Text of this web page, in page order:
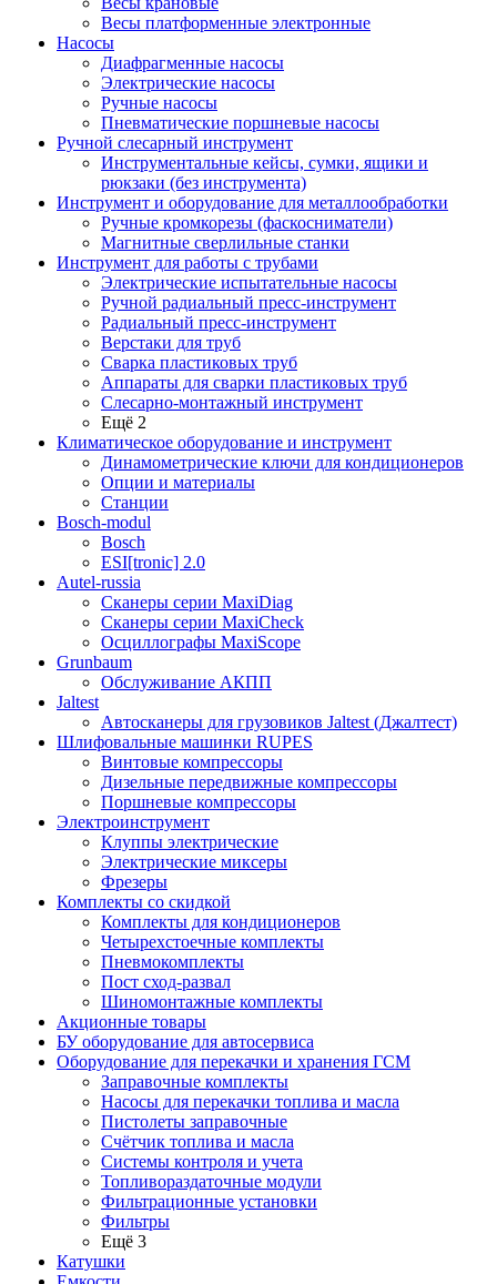
Весы платформенные электронные
Насосы
Диафрагменные насосы
Электрические насосы
Ручные насосы
Пневматические поршневые насосы
Ручной слесарный инструмент
Инструментальные кейсы, сумки, ящики и
рюкзаки (без инструмента)
Инструмент и оборудование для металлообработки
Ручные кромкорезы (фаскосниматели)
Магнитные сверлильные станки
Инструмент для работы с трубами
Электрические испытательные насосы
Ручной радиальный пресс-инструмент
Радиальный пресс-инструмент
Верстаки для труб
Сварка пластиковых труб
Аппараты для сварки пластиковых труб
Слесарно-монтажный инструмент
Ещё 2
Климатическое оборудование и инструмент
Динамометрические ключи для кондиционеров
Опции и материалы
Станции
Bosch-modul
Bosch
ESI[tronic] 2.0
Autel-russia
Сканеры серии MaxiDiag
Сканеры серии MaxiCheck
Осциллографы MaxiScope
Grunbaum
Обслуживание АКПП
Jaltest
Автосканеры для грузовиков Jaltest (Джалтест)
Шлифовальные машинки RUPES
Винтовые компрессоры
Дизельные передвижные компрессоры
Поршневые компрессоры
Электроинструмент
Клуппы электрические
Электрические миксеры
Фрезеры
Комплекты со скидкой
Комплекты для кондиционеров
Четырехстоечные комплекты
Пневмокомплекты
Пост сход-развал
Шиномонтажные комплекты
Акционные товары
БУ оборудование для автосервиса
Оборудование для перекачки и хранения ГСМ
Заправочные комплекты
Насосы для перекачки топлива и масла
Пистолеты заправочные
Счётчик топлива и масла
Системы контроля и учета
Топливораздаточные модули
Фильтрационные установки
Фильтры
Ещё 3
Катушки